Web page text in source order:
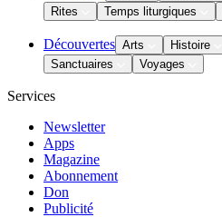
Rites
Temps liturgiques
Découvertes Arts Histoire
Sanctuaires
Voyages
Services
Newsletter
Apps
Magazine
Abonnement
Don
Publicité